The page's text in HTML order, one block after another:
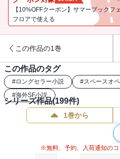
物語、貴重な開幕篇が電子書籍と
第１話収録／電子書籍版には口絵
【10%OFFクーポン】サマーブックフ
フロアで使える
この作品の1巻
この作品のタグ
#ロングセラー小説 #スペースオ
#海外SF小説
シリーズ作品(199件)
1巻から
※無料、予約、入荷通知のコ